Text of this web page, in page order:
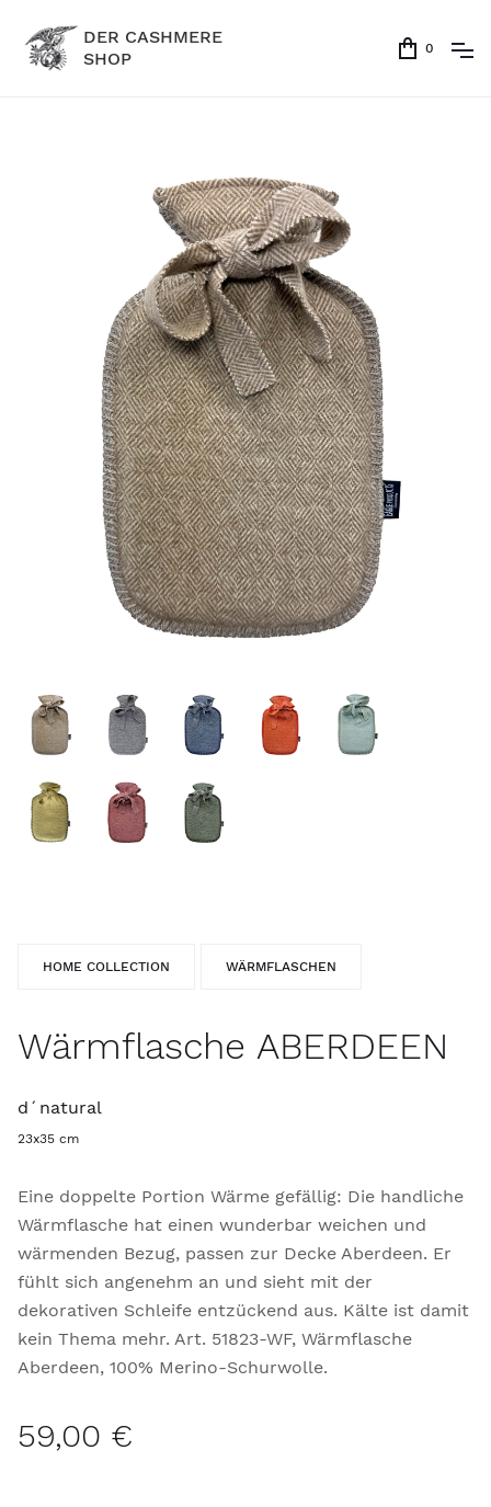
DER CASHMERE
SHOP
0
HOME COLLECTION WÄRMFLASCHEN
Wärmflasche ABERDEEN
d´natural
23x35 cm
Eine doppelte Portion Wärme gefällig: Die handliche
Wärmflasche hat einen wunderbar weichen und
wärmenden Bezug, passen zur Decke Aberdeen. Er
fühlt sich angenehm an und sieht mit der
dekorativen Schleife entzückend aus. Kälte ist damit
kein Thema mehr. Art. 51823-WF, Wärmflasche
Aberdeen, 100% Merino-Schurwolle.
59,00 €